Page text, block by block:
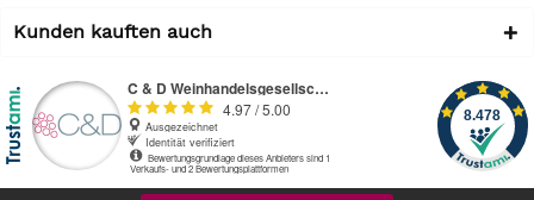
Kunden kauften auch